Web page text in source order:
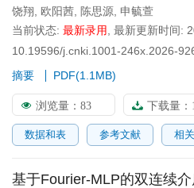
饶翔 欧阳茜 陈思源 申毓萱
当前状态: 最新录用 最新更新时间:
10.19596/j.cnki.1001-246x.2026-
摘要
PDF(1.1MB)
浏览量： 83 下载量：
数据和表 参考文献 相
基于Fourier-MLP的双连续